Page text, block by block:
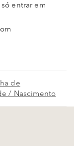
entrar em
de
/ Nascimento